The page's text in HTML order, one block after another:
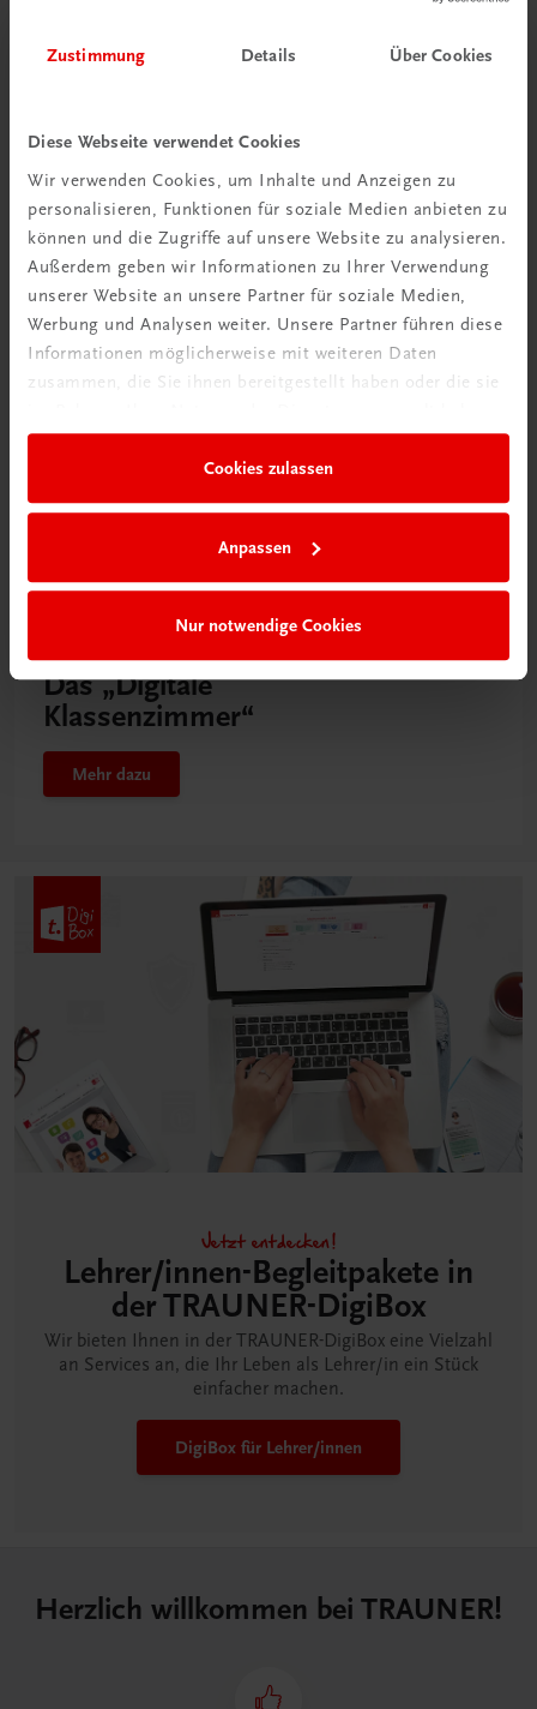
Zustimmung Details Über Cookies
Diese Webseite verwendet Cookies
Wir verwenden Cookies, um Inhalte und Anzeigen zu
personalisieren, Funktionen für soziale Medien anbieten zu
können und die Zugriffe auf unsere Website zu analysieren.
Außerdem geben wir Informationen zu Ihrer Verwendung
unserer Website an unsere Partner für soziale Medien,
Werbung und Analysen weiter. Unsere Partner führen diese
Informationen möglicherweise mit weiteren Daten
zusammen, die Sie ihnen bereitgestellt haben oder die sie
Cookies zulassen
Anpassen
Nur notwendige Cookies
Schon entdeckt?
Ratgeber Schulpraxis
Mehr dazu
Das „Digitale
Klassenzimmer“
Mehr dazu
Jetzt entdecken!
Lehrer/innen-Begleitpakete in
der TRAUNER-DigiBox
Wir bieten Ihnen in der TRAUNER-DigiBox eine Vielzahl
an Services an, die Ihr Leben als Lehrer/in ein Stück
einfacher machen.
DigiBox für Lehrer/innen
Herzlich willkommen bei TRAUNER!